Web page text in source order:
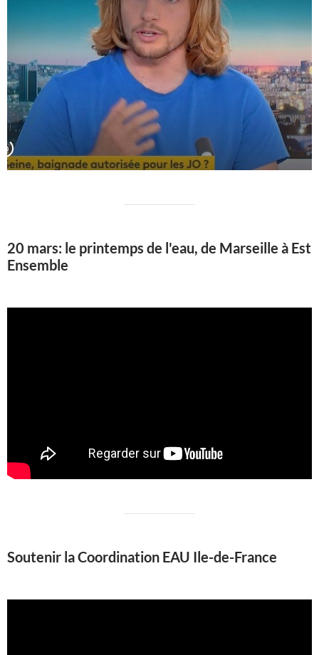
20 mars: le printemps de l'eau, de Marseille à Est
Ensemble
Soutenir la Coordination EAU Ile-de-France